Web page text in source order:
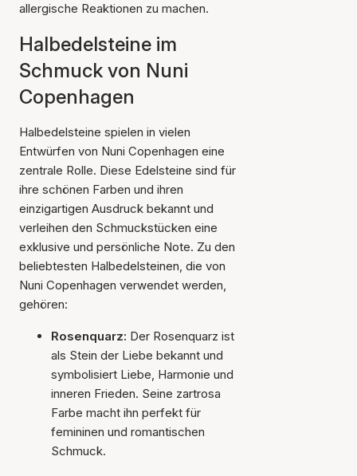
allergische Reaktionen zu machen.
Halbedelsteine im
Schmuck von Nuni
Copenhagen
Halbedelsteine spielen in vielen
Entwürfen von Nuni Copenhagen eine
zentrale Rolle. Diese Edelsteine sind für
ihre schönen Farben und ihren
einzigartigen Ausdruck bekannt und
verleihen den Schmuckstücken eine
exklusive und persönliche Note. Zu den
beliebtesten Halbedelsteinen, die von
Nuni Copenhagen verwendet werden,
gehören:
Rosenquarz: Der Rosenquarz ist
als Stein der Liebe bekannt und
symbolisiert Liebe, Harmonie und
inneren Frieden. Seine zartrosa
Farbe macht ihn perfekt für
femininen und romantischen
Schmuck.